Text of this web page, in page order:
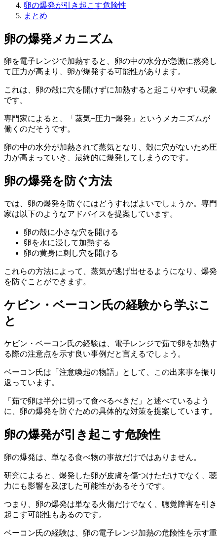
卵の爆発が引き起こす危険性
まとめ
卵の爆発メカニズム
卵を電子レンジで加熱すると、卵の中の水分が急激に蒸発し
て圧力が高まり、卵が爆発する可能性があります。
これは、卵の殻に穴を開けずに加熱すると起こりやすい現象
です。
専門家によると、「蒸気+圧力=爆発」というメカニズムが
働くのだそうです。
卵の中の水分が加熱されて蒸気となり、殻に穴がないため圧
力が高まっていき、最終的に爆発してしまうのです。
卵の爆発を防ぐ方法
では、卵の爆発を防ぐにはどうすればよいでしょうか。専門
家は以下のようなアドバイスを提案しています。
卵の殻に小さな穴を開ける
卵を水に浸して加熱する
卵の黄身に刺し穴を開ける
これらの方法によって、蒸気が逃げ出せるようになり、爆発
を防ぐことができます。
ケビン・ベーコン氏の経験から学ぶこ
と
ケビン・ベーコン氏の経験は、電子レンジで茹で卵を加熱す
る際の注意点を示す良い事例だと言えるでしょう。
ベーコン氏は「注意喚起の物語」として、この出来事を振り
返っています。
「茹で卵は半分に切って食べるべきだ」と述べているよう
に、卵の爆発を防ぐための具体的な対策を提案しています。
卵の爆発が引き起こす危険性
卵の爆発は、単なる食べ物の事故だけではありません。
研究によると、爆発した卵が皮膚を傷つけただけでなく、聴
力にも影響を及ぼした可能性があるそうです。
つまり、卵の爆発は単なる火傷だけでなく、聴覚障害を引き
起こす可能性もあるのです。
ベーコン氏の経験は、卵の電子レンジ加熱の危険性を示す重